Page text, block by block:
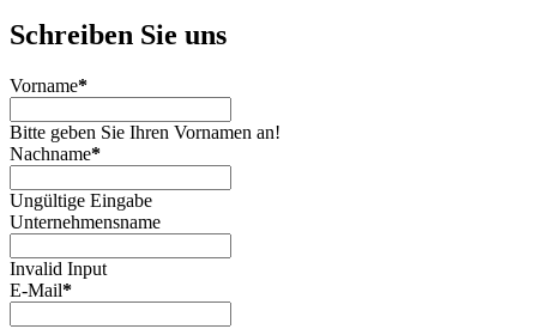
Schreiben Sie uns
Vorname*
Bitte geben Sie Ihren Vornamen an!
Nachname*
Ungültige Eingabe
Unternehmensname
Invalid Input
E-Mail*